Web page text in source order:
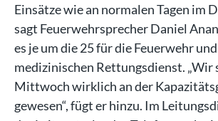
Einsätze wie an normalen Tagen im
sagt Feuerwehrsprecher Daniel
es je um die 25 für die Feuerwehr
medizinischen Rettungsdienst. „Wir
Mittwoch wirklich an der
gewesen“, fügt er hinzu. Im